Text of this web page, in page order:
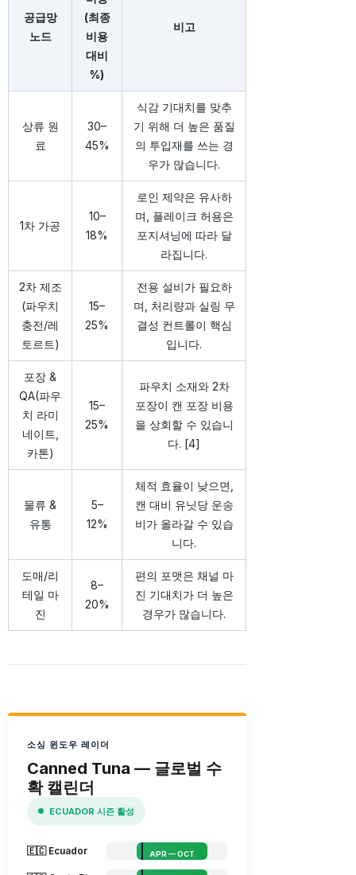
공급망
노드
(최종
비용
대비
%)
비고
상류 원
료
30–
45%
식감 기대치를 맞추
기 위해 더 높은 품질
의 투입재를 쓰는 경
우가 많습니다.
1차 가공
10–
18%
로인 제약은 유사하
며, 플레이크 허용은
포지셔닝에 따라 달
라집니다.
2차 제조
(파우치
충전/레
토르트)
15–
25%
전용 설비가 필요하
며, 처리량과 실링 무
결성 컨트롤이 핵심
입니다.
포장 &
QA(파우
치 라미
네이트,
카톤)
15–
25%
파우치 소재와 2차
포장이 캔 포장 비용
을 상회할 수 있습니
다. [4]
물류 &
유통
5–
12%
체적 효율이 낮으면,
캔 대비 유닛당 운송
비가 올라갈 수 있습
니다.
도매/리
테일 마
진
8–
20%
편의 포맷은 채널 마
진 기대치가 더 높은
경우가 많습니다.
소싱 윈도우 레이더
Canned Tuna — 글로벌 수
확 캘린더
ECUADOR 시즌 활성
🇪🇨 Ecuador APR — OCT